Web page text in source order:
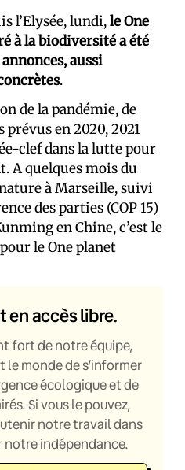
l’Elysée, lundi,le One
à la biodiversité a été
aussi
.
de la pandémie, de
en 2020, 2021
clef dans la lutte pour
A quelques mois du
à Marseille, suivi
des parties (COP 15)
en Chine, c’est le
le One planet
en accès libre.
fort de notre équipe,
monde de s’informer
écologique et de
Si vous le pouvez,
notre travail dans
notre indépendance.